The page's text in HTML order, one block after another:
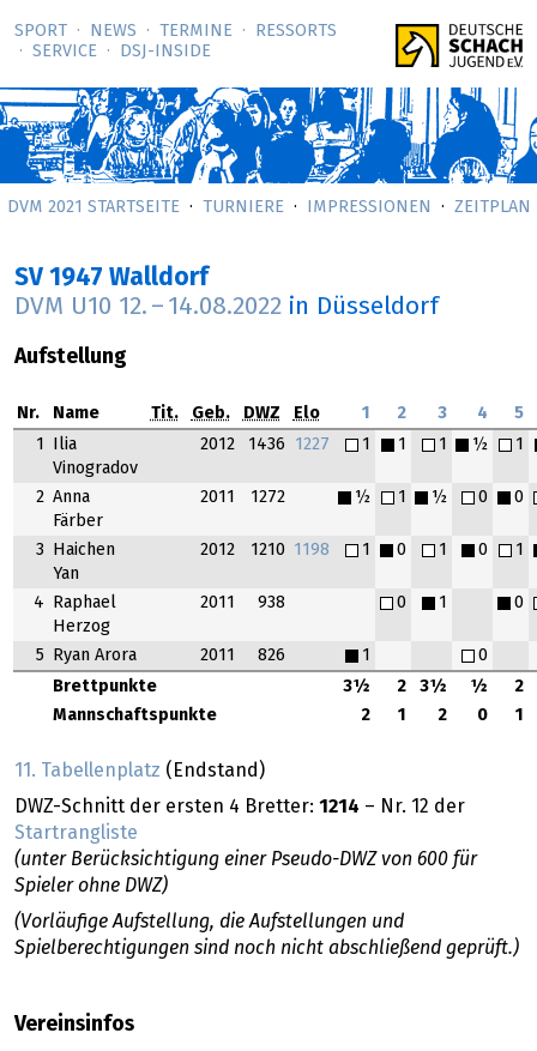
SPORT NEWS TERMINE
RESSORTS
SERVICE
DSJ-­INSIDE
DVM 2021 STARTSEITE TURNIERE IMPRESSIONEN ZEITPLAN
SV 1947 Walldorf
DVM U10 12. – 14.08.2022 in Düsseldorf
Aufstellung
Nr. Name Tit. Geb. DWZ Elo 1 2 3 4 5
Brettpunkte 3½ 2 3½ ½
2
Mannschaftspunkte
2 1 2 0 1
1
Ilia
Vinogradov
2012 1436 1227 1 1 1 ½ 1
2 Anna
Färber
2011 1272 ½ 1 ½ 0 0
3
Haichen
Yan
2012 1210 1198 1 0 1 0 1
4
Raphael
Herzog
2011 938 0 1 0
5 Ryan Arora 2011 826 1 0
11. Tabellenplatz (Endstand)
DWZ-Schnitt der ersten 4 Bretter: 1214 – Nr. 12 der
Startrangliste
(unter Berücksichtigung einer Pseudo-DWZ von 600 für
Spieler ohne DWZ)
(Vorläufige Aufstellung, die Aufstellungen und
Spielberechtigungen sind noch nicht abschließend geprüft.)
Vereinsinfos